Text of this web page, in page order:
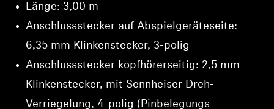
Länge: 3,00 m
Anschlussstecker auf Abspielgeräteseite:
6,35 mm Klinkenstecker, 3-polig
Anschlussstecker kopfhörerseitig: 2,5 mm
Klinkenstecker, mit Sennheiser Dreh-
Verriegelung, 4-polig (Pinbelegungs-